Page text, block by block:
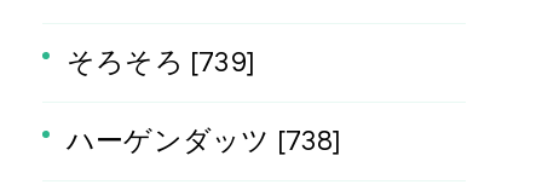
そろそろ [739]
ハーゲンダッツ [738]